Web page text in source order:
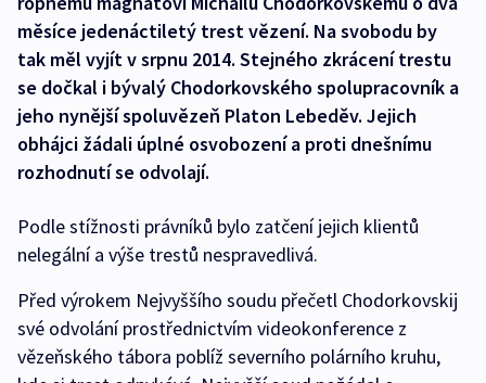
měsíce jedenáctiletý trest vězení. Na svobodu by
tak měl vyjít v srpnu 2014. Stejného zkrácení trestu
se dočkal i bývalý Chodorkovského spolupracovník a
jeho nynější spoluvězeň Platon Lebeděv. Jejich
obhájci žádali úplné osvobození a proti dnešnímu
rozhodnutí se odvolají.
Podle stížnosti právníků bylo zatčení jejich klientů
nelegální a výše trestů nespravedlivá.
Před výrokem Nejvyššího soudu přečetl Chodorkovskij
své odvolání prostřednictvím videokonference z
vězeňského tábora poblíž severního polárního kruhu,